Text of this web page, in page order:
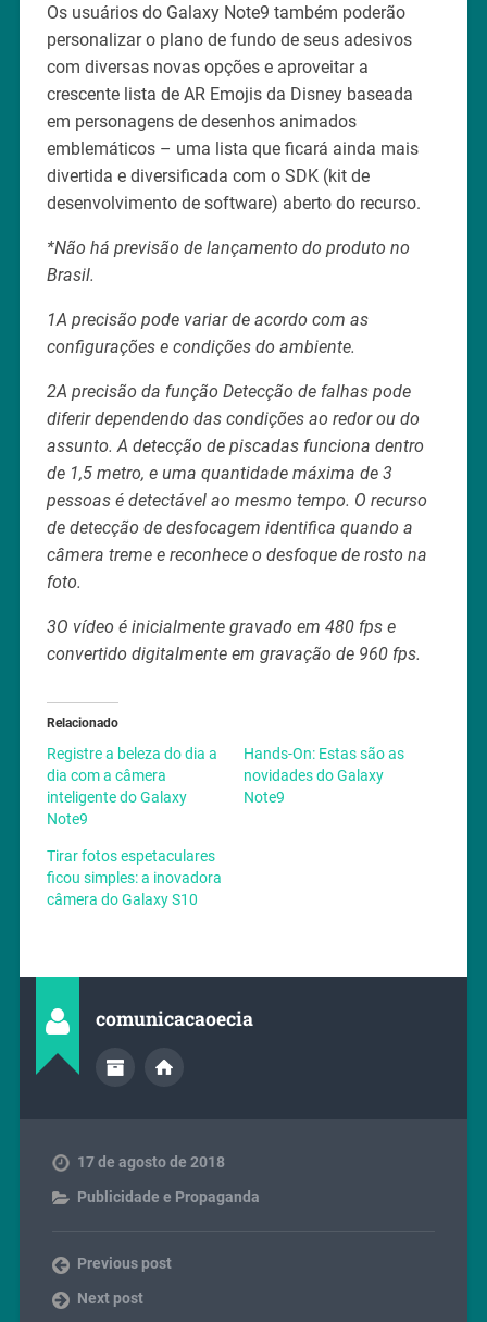
Os usuários do Galaxy Note9 também poderão
personalizar o plano de fundo de seus adesivos
com diversas novas opções e aproveitar a
crescente lista de AR Emojis da Disney baseada
em personagens de desenhos animados
emblemáticos – uma lista que ficará ainda mais
divertida e diversificada com o SDK (kit de
desenvolvimento de software) aberto do recurso.
*Não há previsão de lançamento do produto no
Brasil.
1A precisão pode variar de acordo com as
configurações e condições do ambiente.
2A precisão da função Detecção de falhas pode
diferir dependendo das condições ao redor ou do
assunto. A detecção de piscadas funciona dentro
de 1,5 metro, e uma quantidade máxima de 3
pessoas é detectável ao mesmo tempo. O recurso
de detecção de desfocagem identifica quando a
câmera treme e reconhece o desfoque de rosto na
foto.
3O vídeo é inicialmente gravado em 480 fps e
convertido digitalmente em gravação de 960 fps.
Relacionado
Registre a beleza do dia a
dia com a câmera
inteligente do Galaxy
Note9
Hands-On: Estas são as
novidades do Galaxy
Note9
Tirar fotos espetaculares
ficou simples: a inovadora
câmera do Galaxy S10
comunicacaoecia
17 de agosto de 2018
Publicidade e Propaganda
Previous post
Next post